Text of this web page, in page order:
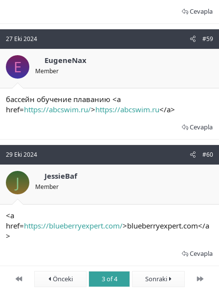
Cevapla
27 Eki 2024 #59
E EugeneNax
Member
бассейн обучение плаванию <a
href=https://abcswim.ru/>https://abcswim.ru</a>
Cevapla
29 Eki 2024 #60
J JessieBaf
Member
<a
href=https://blueberryexpert.com/>blueberryexpert.com</a
>
Cevapla
First Önceki 3 of 4 Sonraki Son